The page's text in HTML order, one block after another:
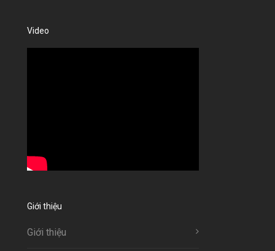
Video
Giới thiệu
Giới thiệu